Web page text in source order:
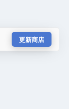
更新商店